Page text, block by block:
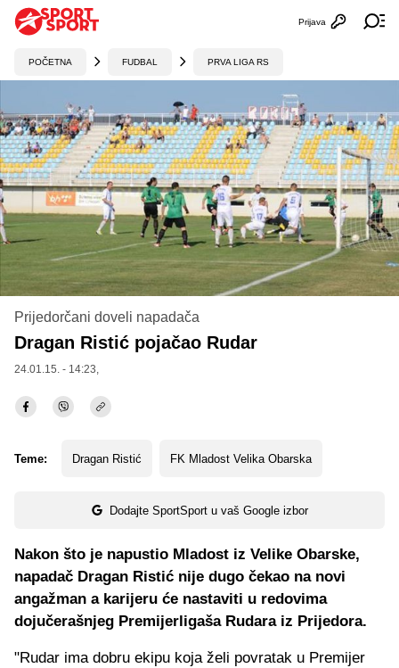
Otvori
Prijava
POČETNA FUDBAL PRVA LIGA RS
Prijedorčani doveli napadača
Dragan Ristić pojačao Rudar
24.01.15. - 14:23,
Teme: Dragan Ristić FK Mladost Velika Obarska
Dodajte SportSport u vaš Google izbor
Nakon što je napustio Mladost iz Velike Obarske,
napadač Dragan Ristić nije dugo čekao na novi
angažman a karijeru će nastaviti u redovima
dojučerašnjeg Premijerligaša Rudara iz Prijedora.
"Rudar ima dobru ekipu koja želi povratak u Premijer